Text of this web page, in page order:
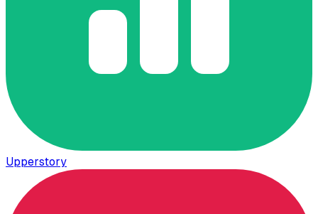
Upperstory